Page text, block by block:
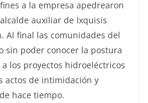
a la empresa apedrearon
auxiliar de Ixquisis
Al final las comunidades del
sin poder conocer la postura
los proyectos hidroeléctricos
actos de intimidación y
hace tiempo.